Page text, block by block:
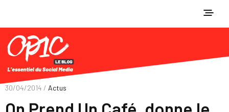
30/04/2014 / Actus